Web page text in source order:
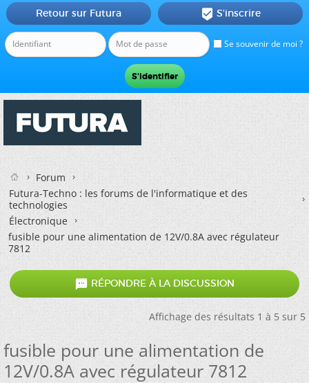
Se souvenir de moi ?
Retour sur Futura  S'inscrire
Forum
Futura-Techno : les forums de l'informatique et des
technologies
Électronique
fusible pour une alimentation de 12V/0.8A avec régulateur
7812
 RÉPONDRE À LA DISCUSSION
Affichage des résultats 1 à 5 sur 5
fusible pour une alimentation de
12V/0.8A avec régulateur 7812